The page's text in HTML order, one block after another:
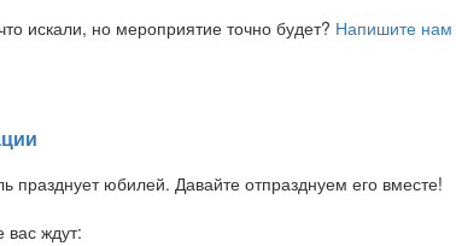
искали, но мероприятие точно будет? Напишите нам
празднует юбилей. Давайте отпразднуем его вместе!
вас ждут: